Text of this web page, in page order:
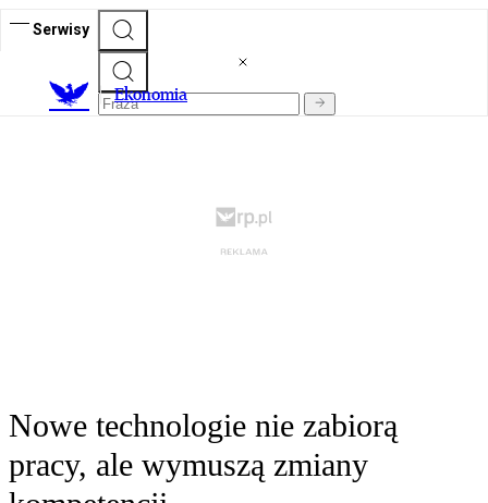
Serwisy
Ekonomia
Nowe technologie nie zabiorą
pracy, ale wymuszą zmiany